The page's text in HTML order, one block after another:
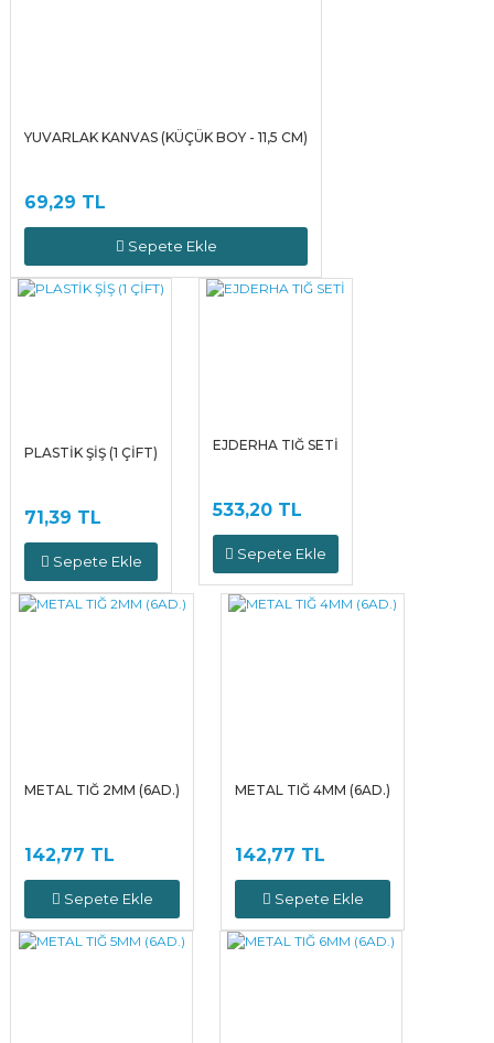
YUVARLAK KANVAS (KÜÇÜK BOY - 11,5 CM)
69,29 TL
Sepete Ekle
PLASTİK ŞİŞ (1 ÇİFT)
71,39 TL
Sepete Ekle
EJDERHA TIĞ SETİ
533,20 TL
Sepete Ekle
METAL TIĞ 2MM (6AD.)
142,77 TL
Sepete Ekle
METAL TIĞ 4MM (6AD.)
142,77 TL
Sepete Ekle